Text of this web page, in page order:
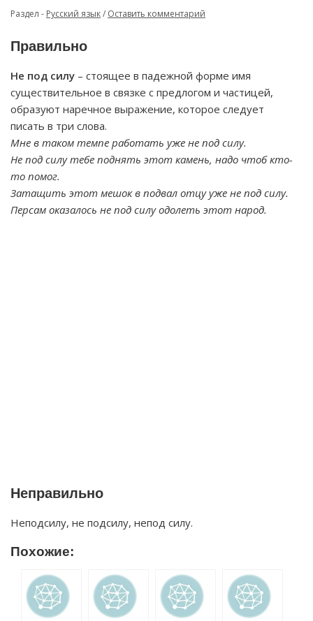
Раздел - Русский язык/ Оставить комментарий
Правильно
Не под силу – стоящее в падежной форме имя
существительное в связке с предлогом и частицей,
образуют наречное выражение, которое следует
писать в три слова.
Мне в таком темпе работать уже не под силу.
Не под силу тебе поднять этот камень, надо чтоб кто-
то помог.
Затащить этот мешок в подвал отцу уже не под силу.
Персам оказалось не под силу одолеть этот народ.
Неправильно
Неподсилу, не подсилу, непод силу.
Похожие: